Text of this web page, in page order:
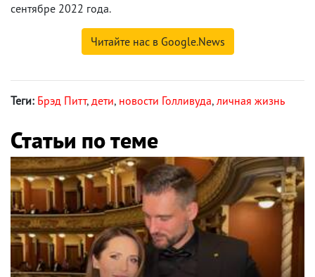
сентябре 2022 года.
Читайте нас в Google.News
Теги: Брэд Питт, дети, новости Голливуда, личная жизнь
Статьи по теме